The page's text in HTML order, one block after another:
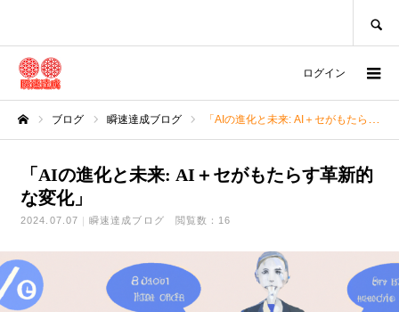
ログイン
ブログ 瞬速達成ブログ 「AIの進化と未来: AI＋セがもたらす革新的な変化」
「AIの進化と未来: AI＋セがもたらす革新的
な変化」
2024.07.07 瞬速達成ブログ 閲覧数：16